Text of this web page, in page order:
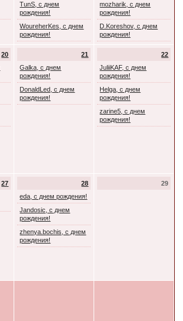
TunS, с днем
рождения!
WoureherKes, с днем
рождения!
mozharik, с днем
рождения!
D.Koreshov, с днем
рождения!
20
21
Galka, с днем
рождения!
DonaldLed, с днем
рождения!
22
JuliiKAF, с днем
рождения!
Helga, с днем
рождения!
zarine5, с днем
рождения!
27
28
eda, с днем рождения!
Jandosic, с днем
рождения!
zhenya.bochis, с днем
рождения!
29